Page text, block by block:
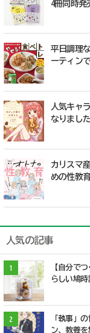
4冊同時発
平日調理
ーティン
人気キャ
なりまし
カリスマ
めの性教
人気の記事
1
【自分で
らしい鳩
2
「執事」
ン、教養